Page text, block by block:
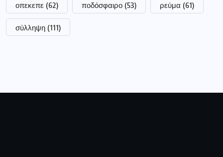
οπεκεπε (62) ποδόσφαιρο (53) ρεύμα (61)
σύλληψη (111)